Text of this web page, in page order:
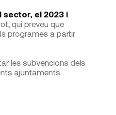
sector, el 2023 i
qui preveu que
programes a partir
les subvencions dels
ajuntaments